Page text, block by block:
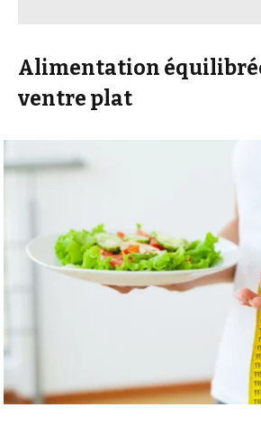
Alimentation
ventre plat